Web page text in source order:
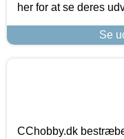
her for at se deres
Se
CChobby.dk